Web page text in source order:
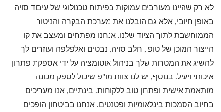
לא רק שהיינו מעורבים עמוקות בפיתוח טכנולוגי של עיבוד סויה
באופן חיובי, אלא גם הובלנו את מערכת הבקרה והניטור
הממוחשבת לתוך הציוד שלנו. אנחנו מפתחים ומעצב את קו
הייצור המוכן של טופו, חלב סויה, נבטים ואלפלפה ועוזרים לך
להשיג את המטרות שלך בניהול אוטומציה על ידי אספקת פתרון
איכותי ויעיל. בנוסף, יש לנו צוות מו"פ שיכול לספק מכונה
מותאמת אישית ופתרון טוב ללקוחות. בינתיים, אנו מעריכים
בחיוב הסמכות בינלאומיות ופטנטים. אנחנו בביטחון הופכים